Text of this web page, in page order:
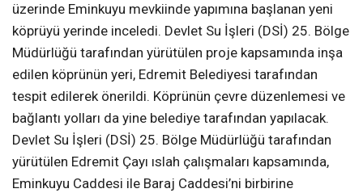
üzerinde Eminkuyu mevkiinde yapımına başlanan yeni
köprüyü yerinde inceledi. Devlet Su İşleri (DSİ) 25. Bölge
Müdürlüğü tarafından yürütülen proje kapsamında inşa
edilen köprünün yeri, Edremit Belediyesi tarafından
tespit edilerek önerildi. Köprünün çevre düzenlemesi ve
bağlantı yolları da yine belediye tarafından yapılacak.
Devlet Su İşleri (DSİ) 25. Bölge Müdürlüğü tarafından
yürütülen Edremit Çayı ıslah çalışmaları kapsamında,
Eminkuyu Caddesi ile Baraj Caddesi’ni birbirine